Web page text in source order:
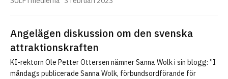
Angelägen diskussion om den svenska
attraktionskraften
KI-rektorn Ole Petter Ottersen nämner Sanna Wolk i sin blogg: ”I
måndags publicerade Sanna Wolk, förbundsordförande för